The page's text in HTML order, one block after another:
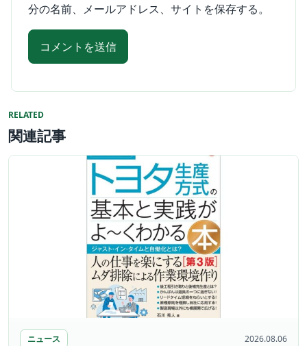
分の名前、メールアドレス、サイトを保存する。
RELATED
関連記事
ニュース 2026.08.06